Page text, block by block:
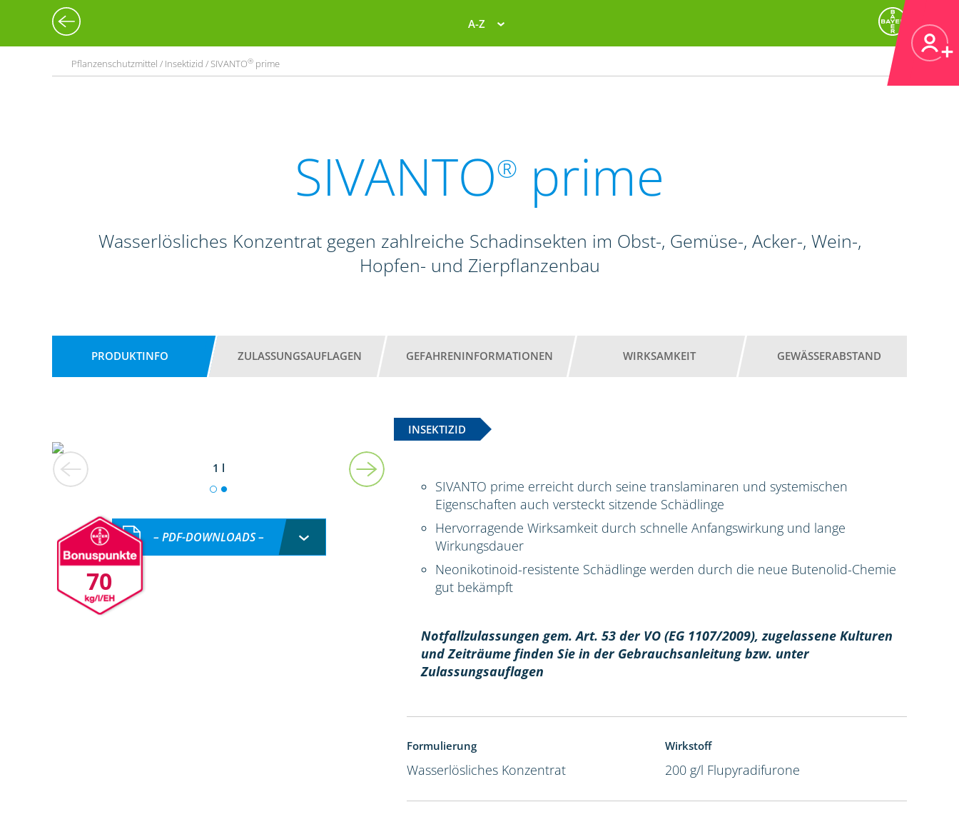
A-Z
Pflanzenschutzmittel / Insektizid / SIVANTO® prime
SIVANTO® prime
Wasserlösliches Konzentrat gegen zahlreiche Schadinsekten im Obst-, Gemüse-, Acker-, Wein-,
Hopfen- und Zierpflanzenbau
PRODUKTINFO ZULASSUNGSAUFLAGEN GEFAHRENINFORMATIONEN WIRKSAMKEIT GEWÄSSERABSTAND
INSEKTIZID
1 l
70
– PDF-DOWNLOADS –
SIVANTO prime erreicht durch seine translaminaren und systemischen
Eigenschaften auch versteckt sitzende Schädlinge
Hervorragende Wirksamkeit durch schnelle Anfangswirkung und lange
Wirkungsdauer
Neonikotinoid-resistente Schädlinge werden durch die neue Butenolid-Chemie
gut bekämpft
Notfallzulassungen gem. Art. 53 der VO (EG 1107/2009), zugelassene Kulturen
und Zeiträume finden Sie in der Gebrauchsanleitung bzw. unter
Zulassungsauflagen
Formulierung
Wasserlösliches Konzentrat
Wirkstoff
200 g/l Flupyradifurone